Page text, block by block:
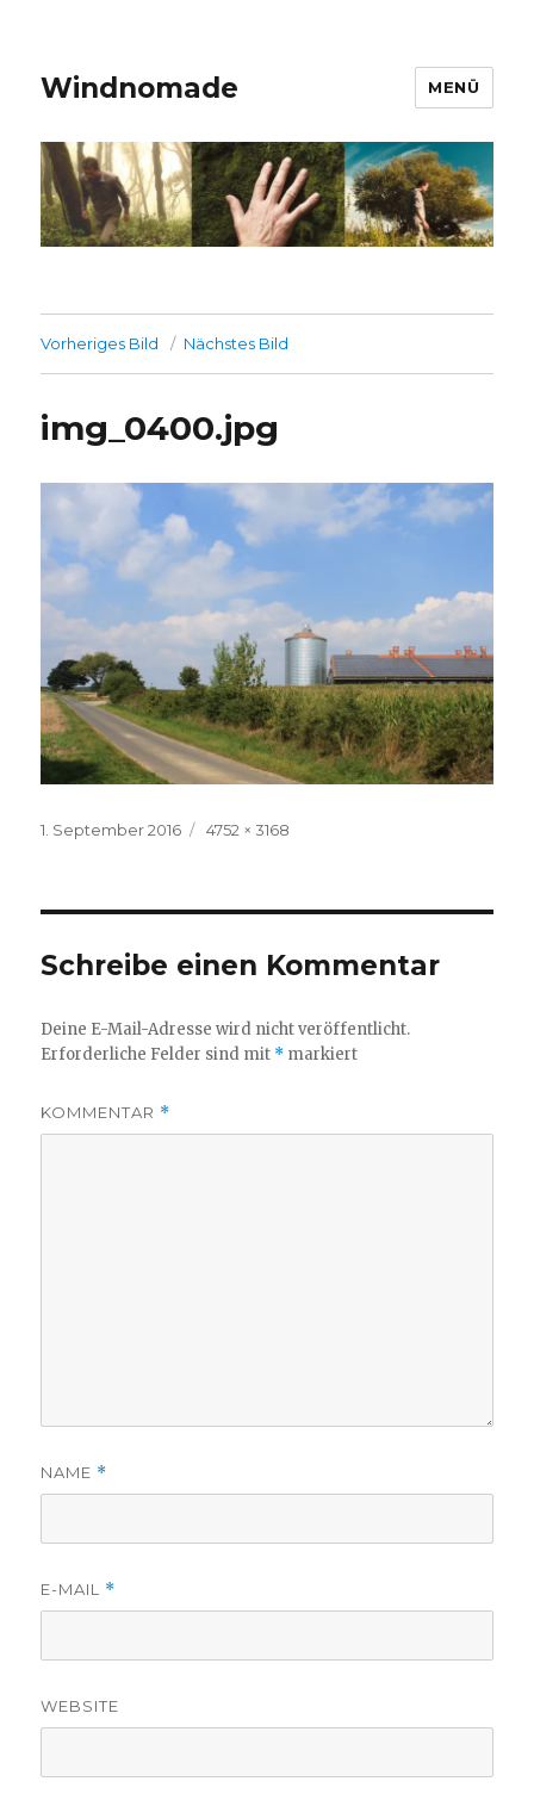
Windnomade MENÜ
Vorheriges Bild Nächstes Bild
img_0400.jpg
Veröffentlicht
1. September 2016
Volle
4752 × 3168
Schreibe einen Kommentar
Deine E-Mail-Adresse wird nicht veröffentlicht.
Erforderliche Felder sind mit * markiert
KOMMENTAR *
NAME *
E-MAIL *
WEBSITE